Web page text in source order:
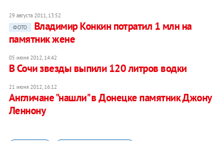
29 августа 2011, 13:52
ФОТО
Владимир Конкин потратил 1 млн на
памятник жене
05 июня 2012, 14:42
В Сочи звезды выпили 120 литров водки
21 июня 2012, 16:12
Англичане "нашли" в Донецке памятник Джону
Леннону